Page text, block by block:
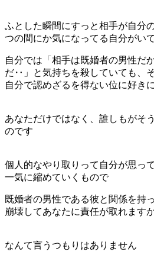
ふとした瞬間にすっと相手が自分
つの間にか気になってる自分がいて
自分では「相手は既婚者の男性だ
だ‥」と気持ちを殺していても、
自分で認めざるを得ない位に好き
あなただけではなく、誰しもがそ
のです
個人的なやり取りって自分が思っ
一気に縮めていくもので
既婚者の男性である彼と関係を持
崩壊してあなたに責任が取れます
なんて言うつもりはありません